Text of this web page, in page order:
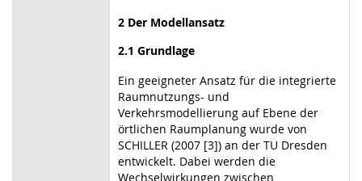
2 Der Modellansatz
2.1 Grundlage
Ein geeigneter Ansatz für die integrierte
Raumnutzungs- und
Verkehrsmodellierung auf Ebene der
örtlichen Raumplanung wurde von
SCHILLER (2007 [3]) an der TU Dresden
entwickelt. Dabei werden die
Wechselwirkungen zwischen